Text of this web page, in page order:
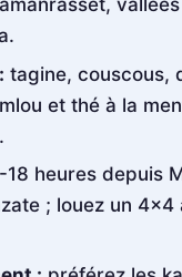
tagine, couscous,
et thé à la
18 heures depuis
; louez un 4x4